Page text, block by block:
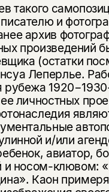
такого
и
архив
произведений
(остатки
Леперлье.
личностных
и/или
авиатор,
и носом-клювом:
Каон